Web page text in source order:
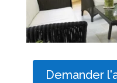
Demander